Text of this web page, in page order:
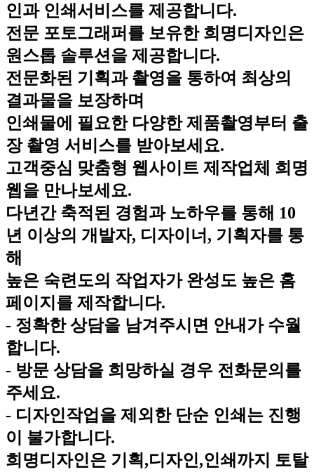
인과 인쇄서비스를 제공합니다.
전문 포토그래퍼를 보유한 희명디자인은
원스톱 솔루션을 제공합니다.
전문화된 기획과 촬영을 통하여 최상의
결과물을 보장하며
인쇄물에 필요한 다양한 제품촬영부터 출
장 촬영 서비스를 받아보세요.
고객중심 맞춤형 웹사이트 제작업체 희명
웹을 만나보세요.
다년간 축적된 경험과 노하우를 통해 10
년 이상의 개발자, 디자이너, 기획자를 통
해
높은 숙련도의 작업자가 완성도 높은 홈
페이지를 제작합니다.
- 정확한 상담을 남겨주시면 안내가 수월
합니다.
- 방문 상담을 희망하실 경우 전화문의를
주세요.
- 디자인작업을 제외한 단순 인쇄는 진행
이 불가합니다.
희명디자인은 기획,디자인,인쇄까지 토탈